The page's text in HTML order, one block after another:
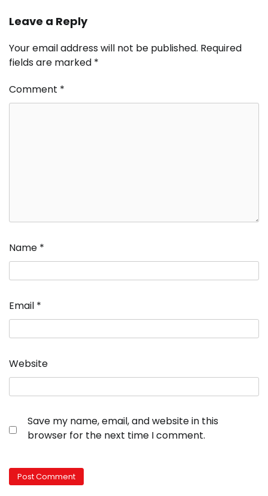
Leave a Reply
Your email address will not be published. Required
fields are marked *
Comment *
Name *
Email *
Website
Save my name, email, and website in this
browser for the next time I comment.